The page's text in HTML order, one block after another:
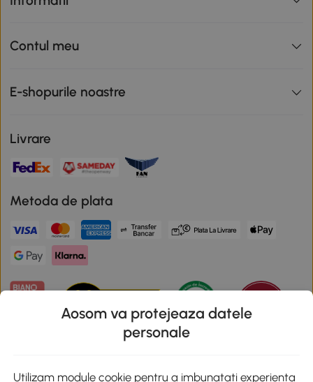
Contul meu
E-shopurile noastre
Livrare
Metoda de plata
Descarca aplicatia Aosom
Aosom va protejeaza datele
personale
Utilizam module cookie pentru a imbunatati experienta